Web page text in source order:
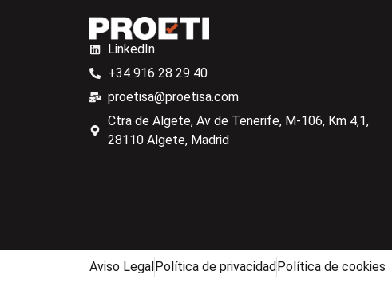
LinkedIn
+34 916 28 29 40
proetisa@proetisa.com
Ctra de Algete, Av de Tenerife, M-106, Km 4,1,
28110 Algete, Madrid
Aviso LegalPolítica de privacidadPolítica de cookies